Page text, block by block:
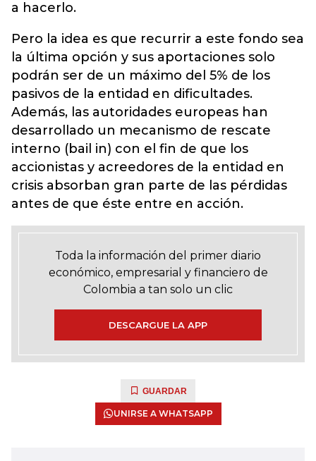
a hacerlo.
Pero la idea es que recurrir a este fondo sea
la última opción y sus aportaciones solo
podrán ser de un máximo del 5% de los
pasivos de la entidad en dificultades.
Además, las autoridades europeas han
desarrollado un mecanismo de rescate
interno (bail in) con el fin de que los
accionistas y acreedores de la entidad en
crisis absorban gran parte de las pérdidas
antes de que éste entre en acción.
Toda la información del primer diario
económico, empresarial y financiero de
Colombia a tan solo un clic
DESCARGUE LA APP
GUARDAR
UNIRSE A WHATSAPP